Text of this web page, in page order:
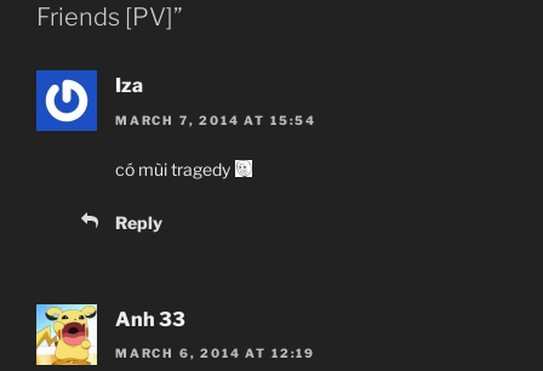
Friends [PV]”
Iza
MARCH 7, 2014 AT 15:54
có mùi tragedy
Reply
Anh 33
MARCH 6, 2014 AT 12:19